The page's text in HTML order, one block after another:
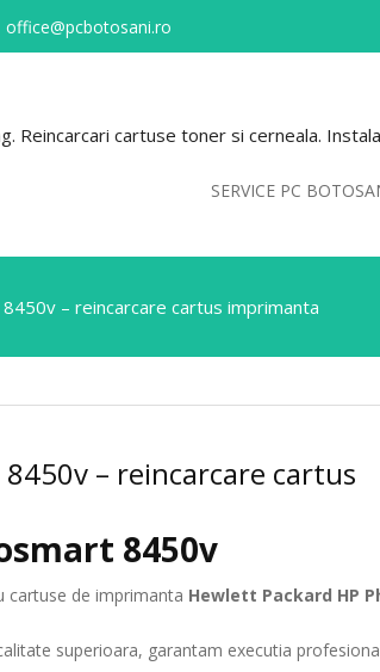
office@pcbotosani.ro
Reincarcari cartuse toner si cerneala.
SERVICE PC
– reincarcare cartus imprimanta
– reincarcare cartus
8450v
cartuse de imprimanta Hewlett Packard HP
superioara, garantam executia